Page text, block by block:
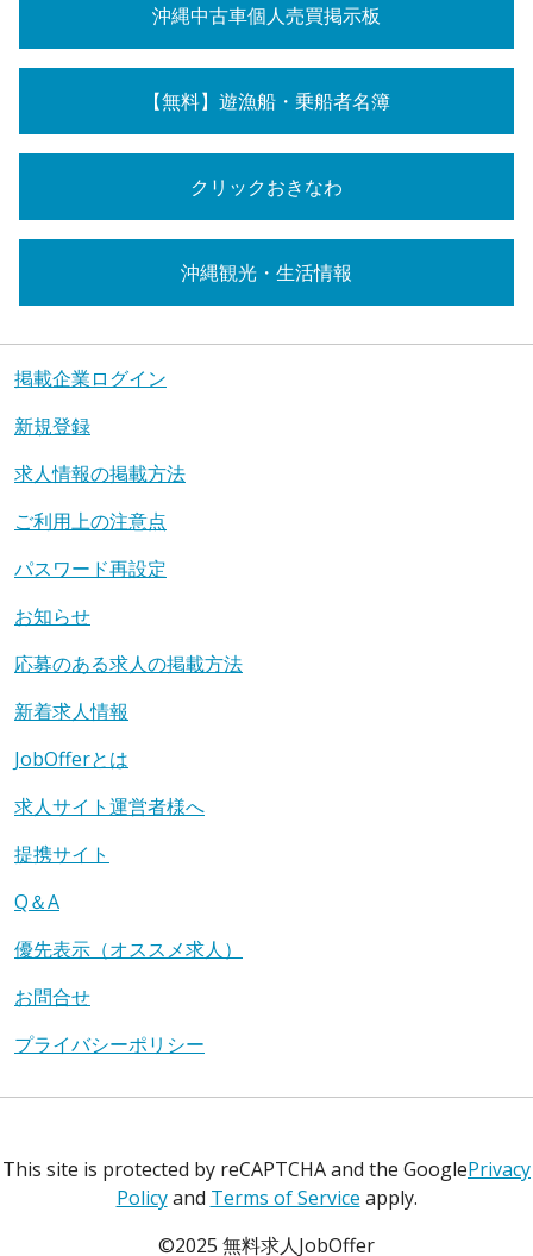
沖縄中古車個人売買掲示板
【無料】遊漁船・乗船者名簿
クリックおきなわ
沖縄観光・生活情報
掲載企業ログイン
新規登録
求人情報の掲載方法
ご利用上の注意点
パスワード再設定
お知らせ
応募のある求人の掲載方法
新着求人情報
JobOfferとは
求人サイト運営者様へ
提携サイト
Q＆A
優先表示（オススメ求人）
お問合せ
プライバシーポリシー
This site is protected by reCAPTCHA and the GooglePrivacy
Policyand Terms of Service apply.
©2025 無料求人JobOffer